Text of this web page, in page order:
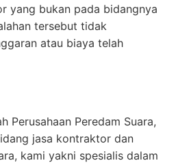
yang bukan pada bidangnya
tersebut tidak
atau biaya telah
Perusahaan Peredam Suara,
jasa kontraktor dan
kami yakni spesialis dalam